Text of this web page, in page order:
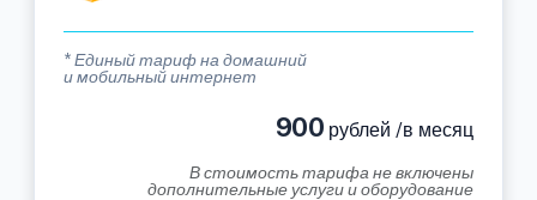
* Единый тариф на домашний
и мобильный интернет
900 рублей /в месяц
В стоимость тарифа не включены
дополнительные услуги и оборудование